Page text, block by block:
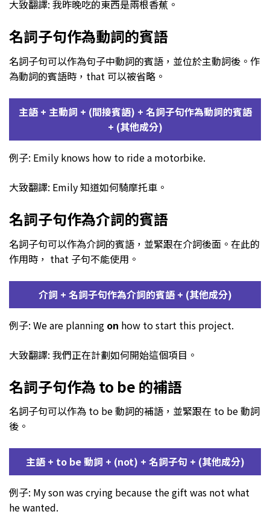
大致翻譯: 我昨晚吃的東西是兩根香蕉。
名詞子句作為動詞的賓語
名詞子句可以作為句子中動詞的賓語，並位於主動詞後。作
為動詞的賓語時，that 可以被省略。
主語 + 主動詞 + (間接賓語) + 名詞子句作為動詞的賓語
+ (其他成分)
例子: Emily knows how to ride a motorbike.
大致翻譯: Emily 知道如何騎摩托車。
名詞子句作為介詞的賓語
名詞子句可以作為介詞的賓語，並緊跟在介詞後面。在此的
作用時， that 子句不能使用。
介詞 + 名詞子句作為介詞的賓語 + (其他成分)
例子: We are planning on how to start this project.
大致翻譯: 我們正在計劃如何開始這個項目。
名詞子句作為 to be 的補語
名詞子句可以作為 to be 動詞的補語，並緊跟在 to be 動詞
後。
主語 + to be 動詞 + (not) + 名詞子句 + (其他成分)
例子: My son was crying because the gift was not what
he wanted.